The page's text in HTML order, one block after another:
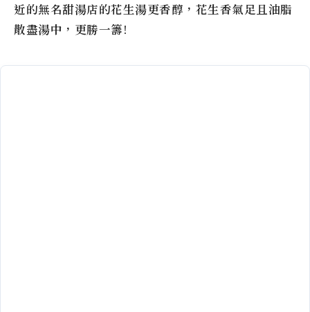
近的無名甜湯店的花生湯更香醇，花生香氣足且油脂
散盡湯中，更勝一籌!